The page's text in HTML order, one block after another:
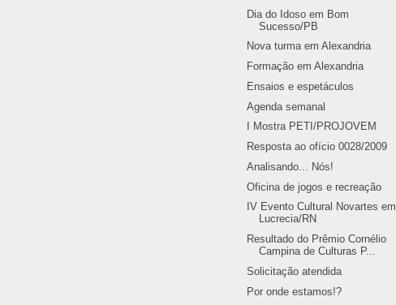
Dia do Idoso em Bom
Sucesso/PB
Nova turma em Alexandria
Formação em Alexandria
Ensaios e espetáculos
Agenda semanal
I Mostra PETI/PROJOVEM
Resposta ao ofício 0028/2009
Analisando... Nós!
Oficina de jogos e recreação
IV Evento Cultural Novartes em
Lucrecia/RN
Resultado do Prêmio Cornélio
Campina de Culturas P...
Solicitação atendida
Por onde estamos!?